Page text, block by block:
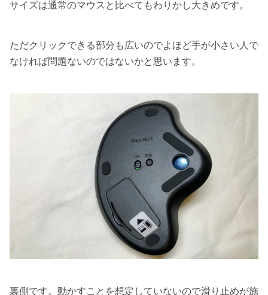
サイズは通常のマウスと比べてもわりかし大きめです。
ただクリックできる部分も広いのでよほど手が小さい人で
なければ問題ないのではないかと思います。
裏側です。動かすことを想定していないので滑り止めが施